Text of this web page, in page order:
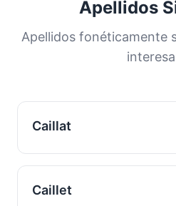
distribución nos ayuda a
orígenes y la historia
Apellidos
Apellidos fonéticamente
Caillat
Caillet